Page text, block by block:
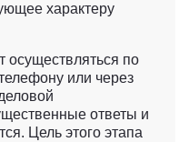
характеру
осуществляться по
или через
ответы и
Цель этого этапа